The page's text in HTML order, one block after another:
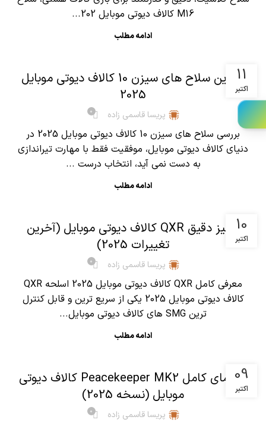
M16 کالاف دیوتی موبایل 202...
ادامه مطلب
11
اکتبر
بهترین سلاح های سیزن 10 کالاف دیوتی موبایل
2025
پریسا قاسمی زاده 0
بررسی سلاح های سیزن 10 کالاف دیوتی موبایل 2025 در
دنیای کالاف دیوتی موبایل، موفقیت فقط با مهارت تیراندازی
به دست نمی آید، انتخاب درست ...
ادامه مطلب
10
اکتبر
آنالیز دقیق QXR کالاف دیوتی موبایل (آخرین
تغییرات 2025)
پریسا قاسمی زاده 0
معرفی کامل QXR کالاف دیوتی موبایل 2025 اسلحه QXR
کالاف دیوتی موبایل 2025 یکی از سریع ترین و قابل کنترل
ترین SMG های کالاف دیوتی موبایل...
ادامه مطلب
09
اکتبر
راهنمای کامل Peacekeeper MK2 کالاف دیوتی
موبایل (نسخه 2025)
پریسا قاسمی زاده 0